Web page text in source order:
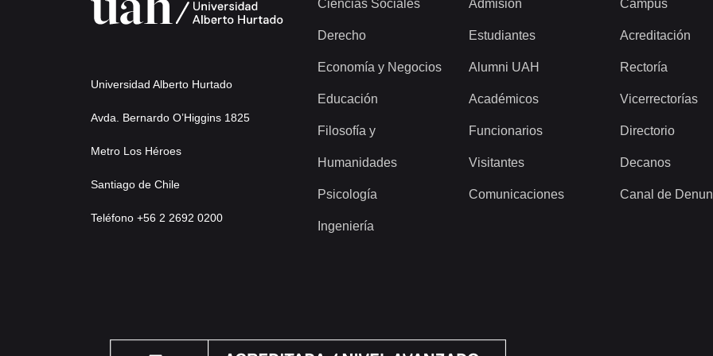
Universidad Alberto Hurtado
Avda. Bernardo O’Higgins 1825
Metro Los Héroes
Santiago de Chile
Teléfono +56 2 2692 0200
Ciencias Sociales
Derecho
Economía y Negocios
Educación
Filosofía y
Humanidades
Psicología
Ingeniería
Admisión
Estudiantes
Alumni UAH
Académicos
Funcionarios
Visitantes
Comunicaciones
Campus
Acreditación
Rectoría
Vicerrectorías
Directorio
Decanos
Canal de